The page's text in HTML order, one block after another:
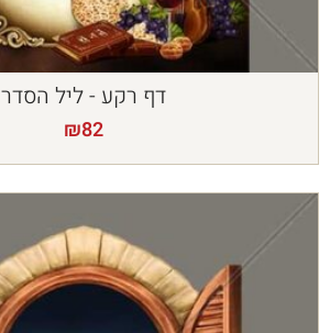
דף רקע - ליל הסדר
₪82